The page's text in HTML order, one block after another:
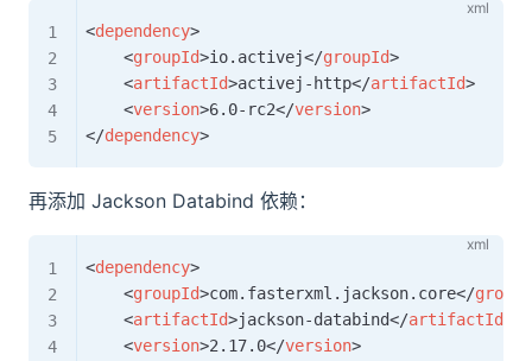
<dependency>
<groupId>io.activej</groupId>
<artifactId>activej-http</artifactId>
<version>6.0-rc2</version>
</dependency>
再添加 Jackson Databind 依赖：
<dependency>
<groupId>com.fasterxml.jackson.core</
<artifactId>jackson-databind</artifactId
<version>2.17.0</version>